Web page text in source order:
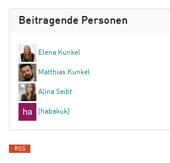
Beitragende Personen
Elena Kunkel
Matthias Kunkel
Alina Seibt
[habakuk]
RSS